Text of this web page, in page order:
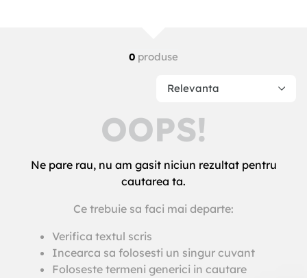
0 produse
Relevanta
OOPS!
Ne pare rau, nu am gasit niciun rezultat pentru
cautarea ta.
Ce trebuie sa faci mai departe:
Verifica textul scris
Incearca sa folosesti un singur cuvant
Foloseste termeni generici in cautare